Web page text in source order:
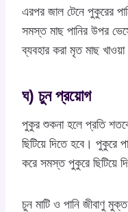
এরপর জাল টেনে পুকুরের
সমস্ত মাছ পানির উপর
ব্যবহার করা মৃত মাছ খাওয়া
ঘ) চুন প্রয়োগ
পুকুর শুকনা হলে প্রতি
ছিটিয়ে দিতে হবে। পুকুরে
করে সমস্ত পুকুরে ছিটিয়ে
চুন মাটি ও পানি জীবাণু